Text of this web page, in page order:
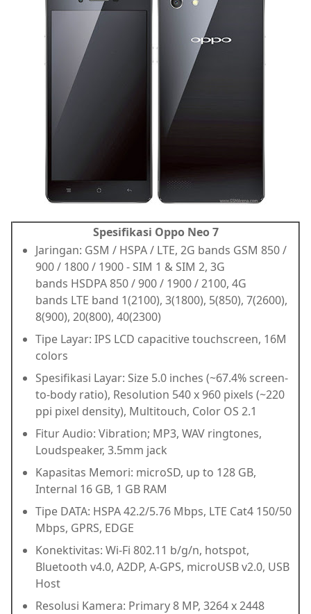
Spesifikasi Oppo Neo 7
Jaringan: GSM / HSPA / LTE, 2G bands GSM 850 /
900 / 1800 / 1900 - SIM 1 & SIM 2, 3G
bands HSDPA 850 / 900 / 1900 / 2100, 4G
bands LTE band 1(2100), 3(1800), 5(850), 7(2600),
8(900), 20(800), 40(2300)
Tipe Layar: IPS LCD capacitive touchscreen, 16M
colors
Spesifikasi Layar: Size 5.0 inches (~67.4% screen-
to-body ratio), Resolution 540 x 960 pixels (~220
ppi pixel density), Multitouch, Color OS 2.1
Fitur Audio: Vibration; MP3, WAV ringtones,
Loudspeaker, 3.5mm jack
Kapasitas Memori: microSD, up to 128 GB,
Internal 16 GB, 1 GB RAM
Tipe DATA: HSPA 42.2/5.76 Mbps, LTE Cat4 150/50
Mbps, GPRS, EDGE
Konektivitas: Wi-Fi 802.11 b/g/n, hotspot,
Bluetooth v4.0, A2DP, A-GPS, microUSB v2.0, USB
Host
Resolusi Kamera: Primary 8 MP, 3264 x 2448